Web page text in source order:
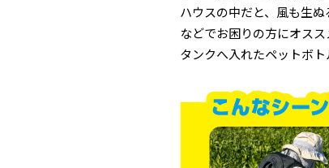
ハウスの中だと、風も生ぬ
などでお困りの方にオスス
タンクへ入れたペットボト